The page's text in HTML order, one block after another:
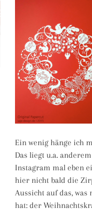
Ein wenig hänge ich
Das liegt u.a.
Instagram mal eben
hier nicht bald die
Aussicht auf das,
hat: der